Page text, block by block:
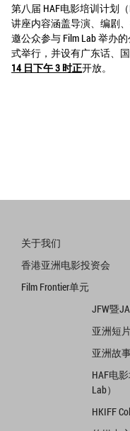
第八届 HAF电影培训计划（
讲座内容涵盖导演、编剧
邀公众参与 Film Lab 举办
式举行，并设有广东话、
14 日下午 3 时正开放。
关于我们
香港亚洲电影投资会
Film Frontier单元
JFW暨
亚洲短
亚洲故
HAF电
Lab）
HKIFF